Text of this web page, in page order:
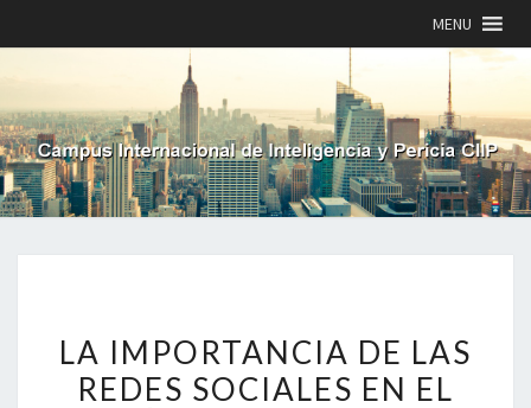
MENU
IMPORTANCIA
DE
LAS
LA IMPORTANCIA DE LAS
REDES SOCIALES EN EL